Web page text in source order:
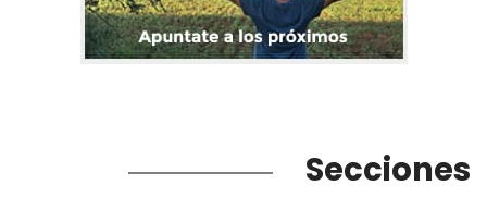
Secciones